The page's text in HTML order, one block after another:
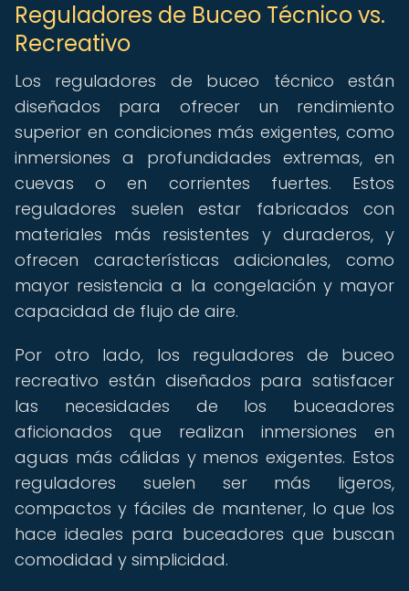
Reguladores de Buceo Técnico vs.
Recreativo
Los reguladores de buceo técnico están
diseñados para ofrecer un rendimiento
superior en condiciones más exigentes, como
inmersiones a profundidades extremas, en
cuevas o en corrientes fuertes. Estos
reguladores suelen estar fabricados con
materiales más resistentes y duraderos, y
ofrecen características adicionales, como
mayor resistencia a la congelación y mayor
capacidad de flujo de aire.
Por otro lado, los reguladores de buceo
recreativo están diseñados para satisfacer
las necesidades de los buceadores
aficionados que realizan inmersiones en
aguas más cálidas y menos exigentes. Estos
reguladores suelen ser más ligeros,
compactos y fáciles de mantener, lo que los
hace ideales para buceadores que buscan
comodidad y simplicidad.